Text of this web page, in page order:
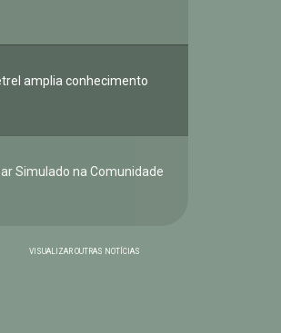
amplia conhecimento
Simulado na Comunidade
VISUALIZAR OUTRAS NOTÍCIAS